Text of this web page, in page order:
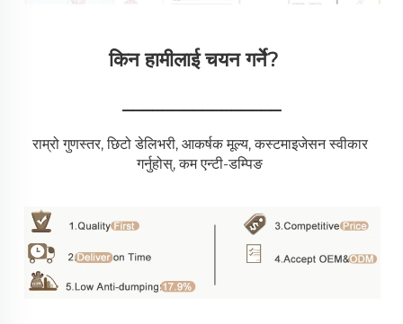
किन हामीलाई चयन गर्ने?
________________
राम्रो गुणस्तर, छिटो डेलिभरी, आकर्षक मूल्य, कस्टमाइजेसन स्वीकार
गर्नुहोस्, कम एन्टी-डम्पिङ